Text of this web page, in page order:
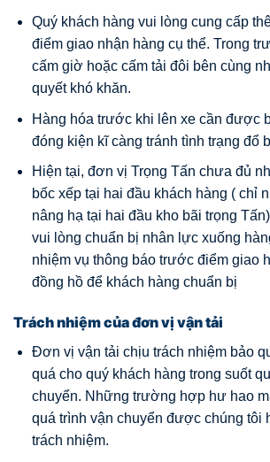
Quý khách hàng vui lòng cung cấp
điểm giao nhận hàng cụ thể. Trong
cấm giờ hoặc cấm tải đôi bên cùng
quyết khó khăn.
Hàng hóa trước khi lên xe cần được
đóng kiện kĩ càng tránh tình trạng đổ
Hiện tại, đơn vị Trọng Tấn chưa đủ
bốc xếp tại hai đầu khách hàng ( chỉ
nâng hạ tại hai đầu kho bãi trọng
vui lòng chuẩn bị nhân lực xuống
nhiệm vụ thông báo trước điểm giao
đồng hồ để khách hàng chuẩn bị
Trách nhiệm của đơn vị vận tải
Đơn vị vận tải chịu trách nhiệm bảo
quá cho quý khách hàng trong suốt
chuyển. Những trường hợp hư hao
quá trình vận chuyển được chúng tôi
trách nhiệm.